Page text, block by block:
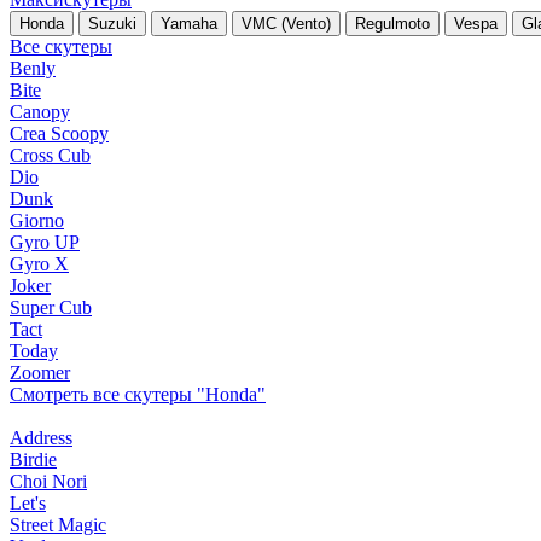
Honda Suzuki Yamaha VMC (Vento) Regulmoto Vespa
Все скутеры
Benly
Bite
Canopy
Crea Scoopy
Cross Cub
Dio
Dunk
Giorno
Gyro UP
Gyro X
Joker
Super Cub
Tact
Today
Zoomer
Смотреть все скутеры "Honda"
Address
Birdie
Choi Nori
Let's
Street Magic